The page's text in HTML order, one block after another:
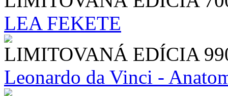
LEA FEKETE
LIMITOVANÁ EDÍCIA
Leonardo da Vinci -